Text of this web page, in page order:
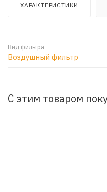
ХАРАКТЕРИСТИКИ
Вид фильтра
Воздушный фильтр
С этим товаром